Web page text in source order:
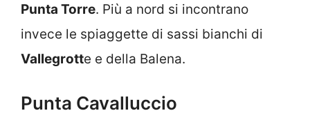
Punta Torre. Più a nord si incontrano
invece le spiaggette di sassi bianchi di
Vallegrotte e della Balena.
Punta Cavalluccio